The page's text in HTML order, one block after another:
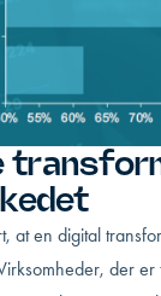
at en digital
der er